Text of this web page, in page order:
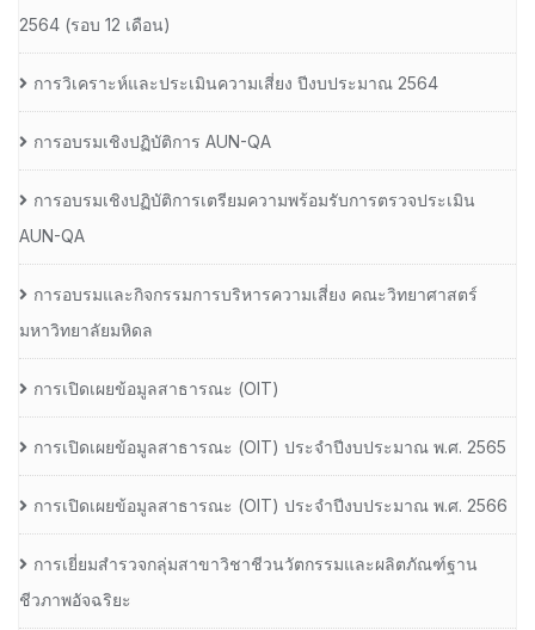
2564 (รอบ 12 เดือน)
การวิเคราะห์และประเมินความเสี่ยง ปีงบประมาณ 2564
การอบรมเชิงปฏิบัติการ AUN-QA
การอบรมเชิงปฏิบัติการเตรียมความพร้อมรับการตรวจประเมิน
AUN-QA
การอบรมและกิจกรรมการบริหารความเสี่ยง คณะวิทยาศาสตร์
มหาวิทยาลัยมหิดล
การเปิดเผยข้อมูลสาธารณะ (OIT)
การเปิดเผยข้อมูลสาธารณะ (OIT) ประจำปีงบประมาณ พ.ศ. 2565
การเปิดเผยข้อมูลสาธารณะ (OIT) ประจำปีงบประมาณ พ.ศ. 2566
การเยี่ยมสำรวจกลุ่มสาขาวิชาชีวนวัตกรรมและผลิตภัณฑ์ฐาน
ชีวภาพอัจฉริยะ